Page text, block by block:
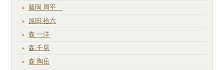
藤岡 周平
原田 拾六
森 一洋
森 千晃
森 陶岳